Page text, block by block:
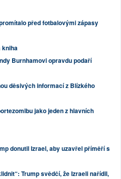
před fotbalovými zápasy
kniha
Burnhamovi opravdu podaří
děsivých informací z Blízkého
jako jeden z hlavních
donutil Izrael, aby uzavřel příměří s
Trump svědčí, že Izraeli nařídil,